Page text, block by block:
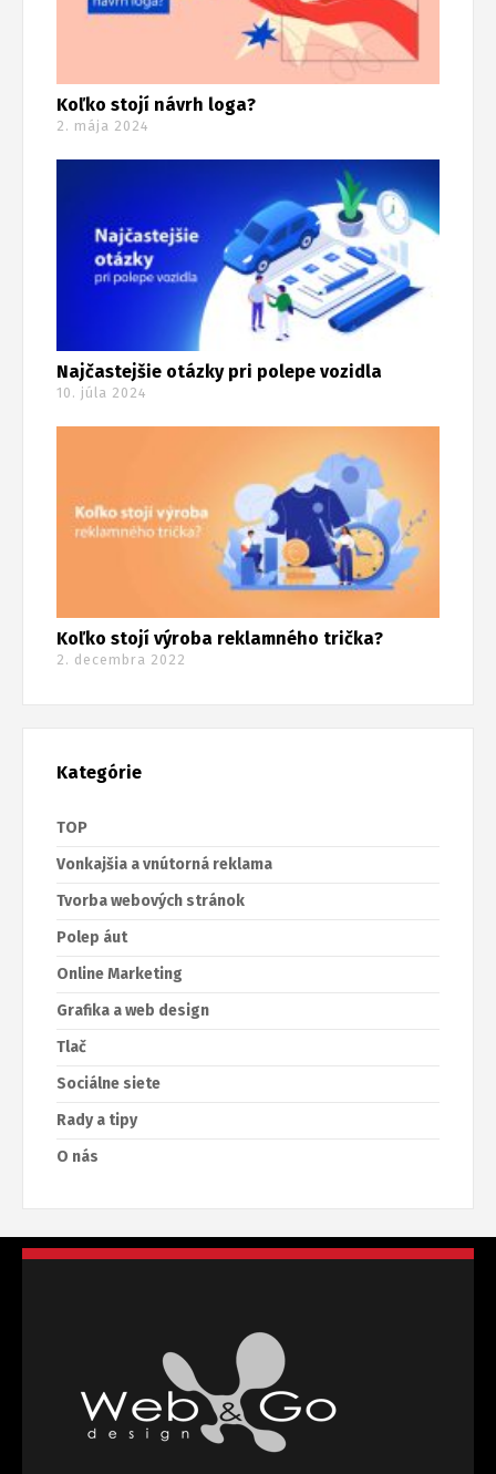
Koľko stojí návrh loga?
2. mája 2024
Najčastejšie otázky pri polepe vozidla
10. júla 2024
Koľko stojí výroba reklamného trička?
2. decembra 2022
Kategórie
TOP
Vonkajšia a vnútorná reklama
Tvorba webových stránok
Polep áut
Online Marketing
Grafika a web design
Tlač
Sociálne siete
Rady a tipy
O nás